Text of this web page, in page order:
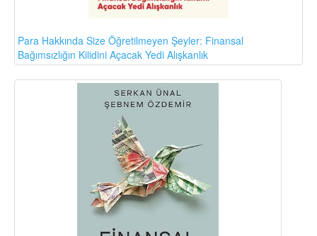
Para Hakkında Size Öğretilmeyen Şeyler: Finansal
Bağımsızlığın Kilidini Açacak Yedi Alışkanlık